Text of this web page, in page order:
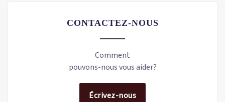
CONTACTEZ-NOUS
Comment
pouvons-nous vous aider?
Écrivez-nous